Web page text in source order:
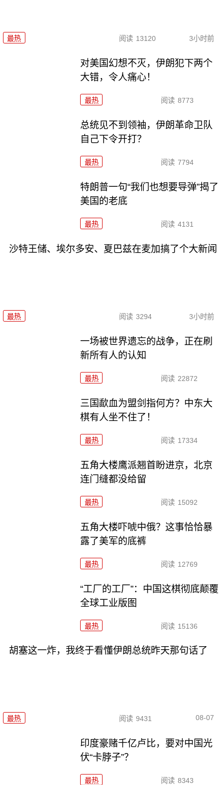
最热 阅读 13120 3小时前
对美国幻想不灭，伊朗犯下两个
大错，令人痛心！
最热 阅读 8773
总统见不到领袖，伊朗革命卫队
自己下令开打？
最热 阅读 7794
特朗普一句“我们也想要导弹”揭了
美国的老底
最热 阅读 4131
沙特王储、埃尔多安、夏巴兹在麦加搞了个大新闻
最热 阅读 3294 3小时前
一场被世界遗忘的战争，正在刷
新所有人的认知
最热 阅读 22872
三国歃血为盟剑指何方？中东大
棋有人坐不住了！
最热 阅读 17334
五角大楼鹰派翘首盼进京，北京
连门缝都没给留
最热 阅读 15092
五角大楼吓唬中俄？这事恰恰暴
露了美军的底裤
最热 阅读 12769
“工厂的工厂”：中国这棋彻底颠覆
全球工业版图
最热 阅读 15136
胡塞这一炸，我终于看懂伊朗总统昨天那句话了
最热 阅读 9431 08-07
印度豪赌千亿卢比，要对中国光
伏“卡脖子”？
最热 阅读 8343